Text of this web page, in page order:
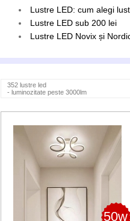
Lustre LED: cum alegi
Lustre LED sub 200 lei
Lustre LED Novix și
352 lustre led
- luminozitate peste 3000lm
50w